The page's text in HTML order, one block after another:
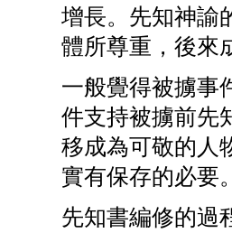
增長。先知神諭
體所尊重，後來
一般覺得被擄事
件支持被擄前先
移成為可敬的人
實有保存的必要
先知書編修的過